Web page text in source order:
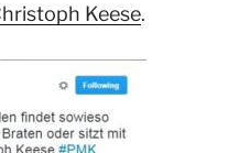
Keese.